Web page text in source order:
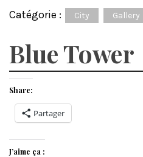
Catégorie : City Gallery
Blue Tower
Share:
Partager
J’aime ça :